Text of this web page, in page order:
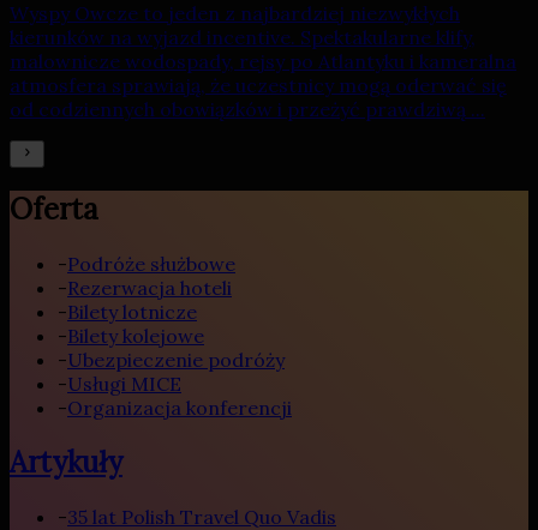
Wyspy Owcze to jeden z najbardziej niezwykłych
kierunków na wyjazd incentive. Spektakularne klify,
malownicze wodospady, rejsy po Atlantyku i kameralna
atmosfera sprawiają, że uczestnicy mogą oderwać się
od codziennych obowiązków i przeżyć prawdziwą ...
Oferta
-Podróże służbowe
-Rezerwacja hoteli
-Bilety lotnicze
-Bilety kolejowe
-Ubezpieczenie podróży
-Usługi MICE
-Organizacja konferencji
Artykuły
-35 lat Polish Travel Quo Vadis